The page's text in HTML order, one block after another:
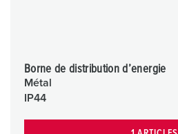
Borne de distribution d’energie
Métal
IP44